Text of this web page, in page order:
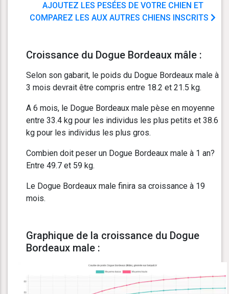
AJOUTEZ LES PESÉES DE VOTRE CHIEN ET
COMPAREZ LES AUX AUTRES CHIENS INSCRITS
Croissance du Dogue Bordeaux mâle :
Selon son gabarit, le poids du Dogue Bordeaux male à
3 mois devrait être compris entre 18.2 et 21.5 kg.
A 6 mois, le Dogue Bordeaux male pèse en moyenne
entre 33.4 kg pour les individus les plus petits et 38.6
kg pour les individus les plus gros.
Combien doit peser un Dogue Bordeaux male à 1 an?
Entre 49.7 et 59 kg.
Le Dogue Bordeaux male finira sa croissance à 19
mois.
Graphique de la croissance du Dogue
Bordeaux male :